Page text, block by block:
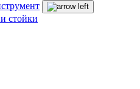
стойки